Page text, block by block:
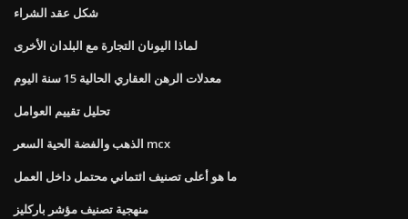
شكل عقد الشراء
لماذا اليونان التجارة مع البلدان الأخرى
معدلات الرهن العقاري الحالية 15 سنة اليوم
تحليل تقييم العوامل
الذهب والفضة الحية السعر mcx
ما هو أعلى تصنيف ائتماني محتمل داخل العمل
منهجية تصنيف مؤشر باركليز